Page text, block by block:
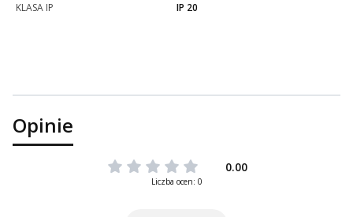
KLASA IP IP 20
Opinie
0.00
Liczba ocen: 0